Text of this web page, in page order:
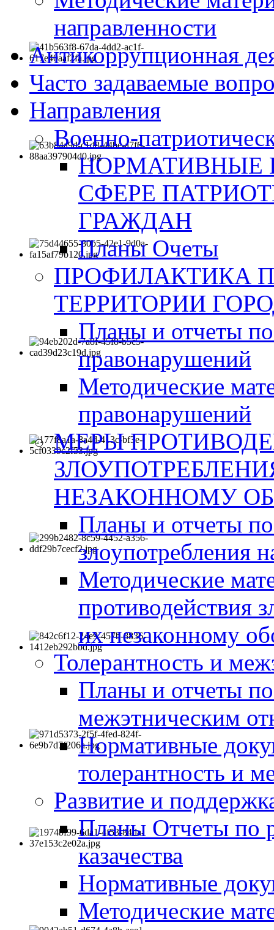
направленности
Антикоррупционная
Часто задаваемые
Направления
Военно-
НОРМАТИВНЫЕ
СФЕРЕ
ГРАЖДАН
Планы Очеты
ПРОФИЛАКТИКА
ТЕРРИТОРИИ
Планы и отчеты
правонарушений
Методические
правонарушений
МЕРЫ
НЕЗАКОННОМУ
Планы и отчеты
злоупотребления
Методические
противодействия
их незаконному
Толерантность и
Планы и отчеты
межэтническим
Нормативные
толерантность и
Развитие и
Планы Отчеты по
казачества
Нормативные
Методические